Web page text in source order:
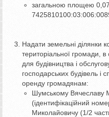
загальною площею
Надати земельні ділянки
територіальної громади, в
для будівництва і
господарських будівель і
оренду громадянам:
Шумському Вячеславу
(ідентифікаційний
Миколайовичу (1/2